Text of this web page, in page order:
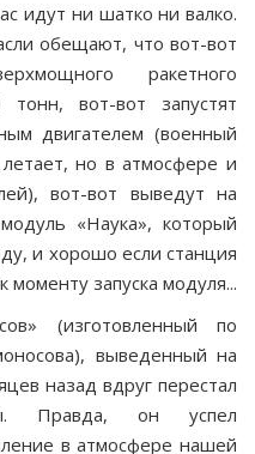
идут ни шатко ни валко.
обещают, что вот-вот
ракетного
вот-вот запустят
двигателем (военный
но в атмосфере и
вот-вот выведут на
«Наука», который
и хорошо если станция
запуска модуля...
(изготовленный по
выведенный на
назад вдруг перестал
Правда, он успел
в атмосфере нашей